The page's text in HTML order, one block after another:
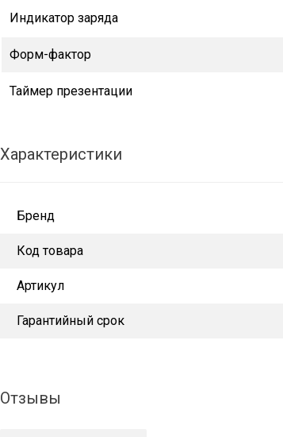
Индикатор заряда
Форм-фактор
Таймер презентации
Характеристики
Бренд
Код товара
Артикул
Гарантийный срок
Отзывы